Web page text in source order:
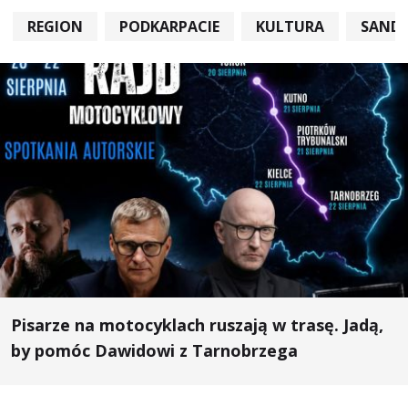
REGION PODKARPACIE KULTURA
Pisarze na motocyklach ruszają w trasę. Jadą,
by pomóc Dawidowi z Tarnobrzega